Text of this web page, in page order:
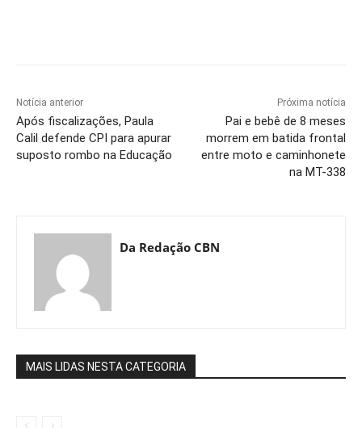
Notícia anterior
Após fiscalizações, Paula
Calil defende CPI para apurar
suposto rombo na Educação
Próxima notícia
Pai e bebê de 8 meses
morrem em batida frontal
entre moto e caminhonete
na MT-338
Da Redação CBN
MAIS LIDAS NESTA CATEGORIA